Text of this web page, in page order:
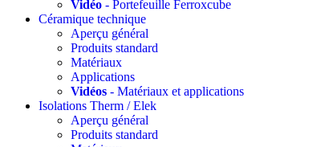
Vidéo - Portefeuille Ferroxcube
Céramique technique
Aperçu général
Produits standard
Matériaux
Applications
Vidéos - Matériaux et applications
Isolations Therm / Elek
Aperçu général
Produits standard